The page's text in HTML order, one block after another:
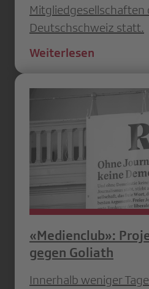
Mitgliedgesellschaften
Deutschschweiz statt.
Weiterlesen
«Medienclub»:
gegen Goliath
Innerhalb weniger